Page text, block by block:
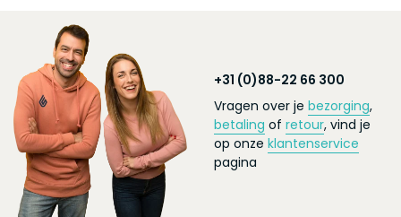
+31 (0)88-22 66 300
Vragen over je bezorging,
betaling of retour, vind je
op onze klantenservice
pagina